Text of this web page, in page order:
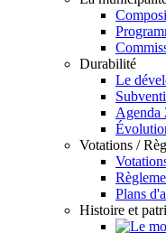
Durabilité
Le
Agenda
Votations /
Plans
Histoire et